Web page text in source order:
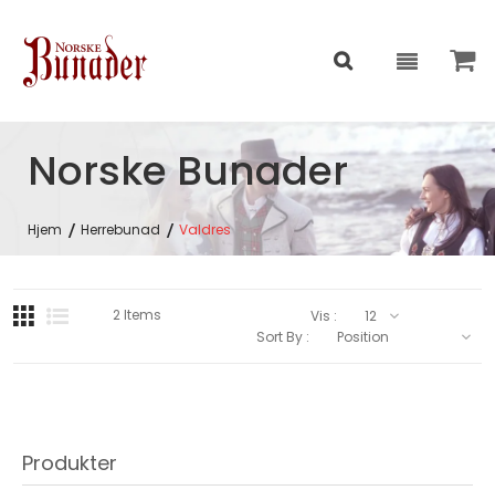
Norske Bunader
Hjem Herrebunad Valdres
Produkter
2Items
Vis :
Sort By :